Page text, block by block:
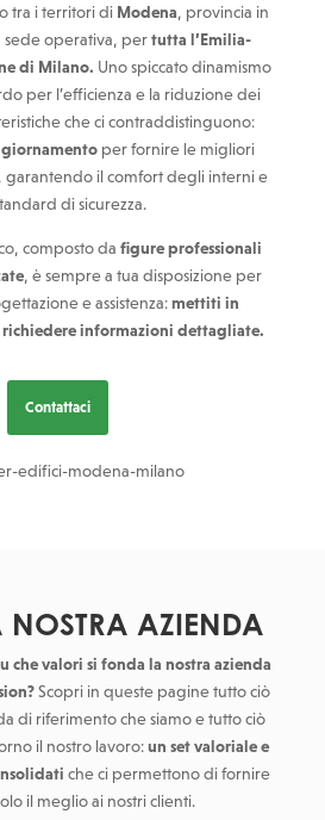
tra i territori di Modena, provincia in
sede operativa, pertutta l’Emilia-
di Milano. Uno spiccato dinamismo
per l’efficienza e la riduzione dei
che ci contraddistinguono:
per fornire le migliori
garantendo il comfort degli interni e
di sicurezza.
composto da figure professionali
, è sempre a tua disposizione per
e assistenza:mettiti in
informazioni dettagliate.
Contattaci
NOSTRA AZIENDA
che valori si fonda la nostra azienda
Scopri in queste pagine tutto ciò
di riferimento che siamo e tutto ciò
il nostro lavoro:un set valoriale e
che ci permettono di fornire
il meglio ai nostri clienti.